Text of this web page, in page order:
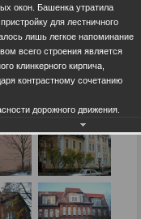
окон. Башенка утратила
для лестничного
лишь легкое напоминание
всего строения является
клинкерного кирпича,
контрастному сочетанию
дорожного движения.